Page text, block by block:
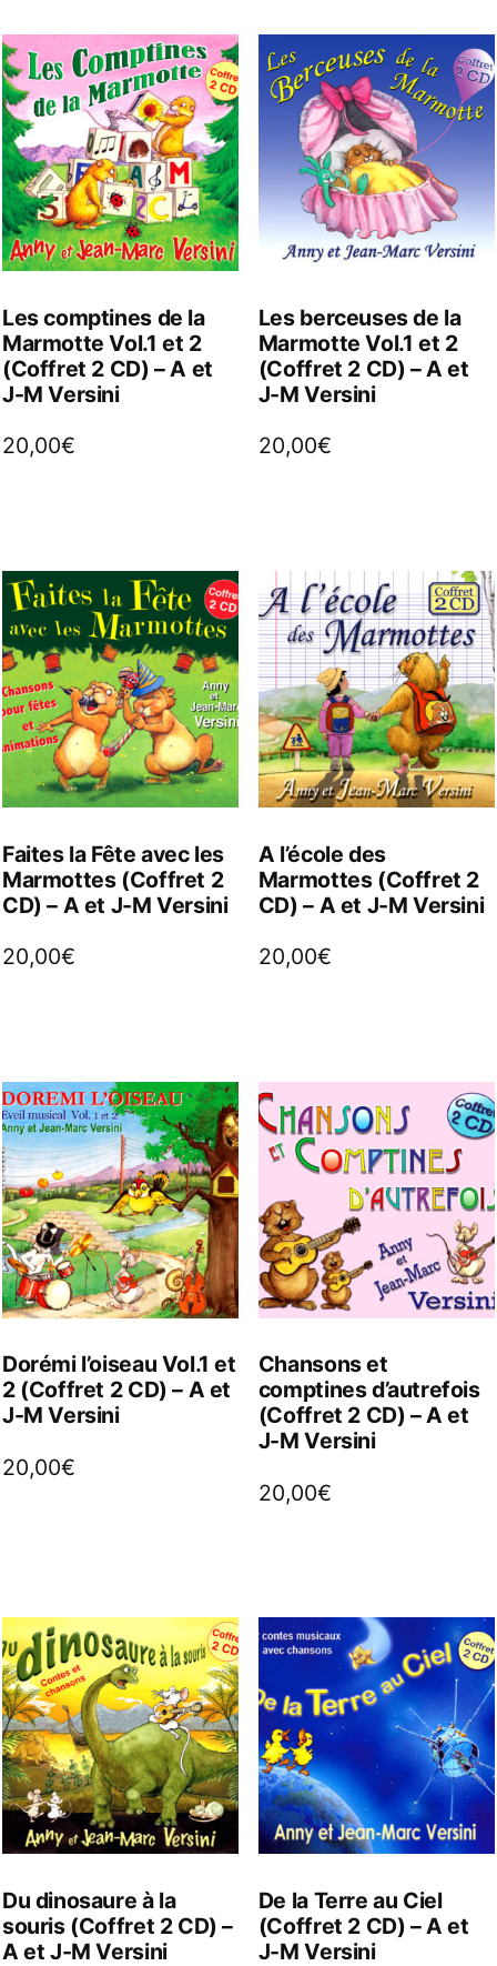
Les comptines de la
Marmotte Vol.1 et 2
(Coffret 2 CD) – A et
J-M Versini
20,00€
Les berceuses de la
Marmotte Vol.1 et 2
(Coffret 2 CD) – A et
J-M Versini
20,00€
Faites la Fête avec les
Marmottes (Coffret 2
CD) – A et J-M Versini
20,00€
A l’école des
Marmottes (Coffret 2
CD) – A et J-M Versini
20,00€
Dorémi l’oiseau Vol.1 et
2 (Coffret 2 CD) – A et
J-M Versini
20,00€
Chansons et
comptines d’autrefois
(Coffret 2 CD) – A et
J-M Versini
20,00€
Du dinosaure à la
souris (Coffret 2 CD) –
A et J-M Versini
De la Terre au Ciel
(Coffret 2 CD) – A et
J-M Versini